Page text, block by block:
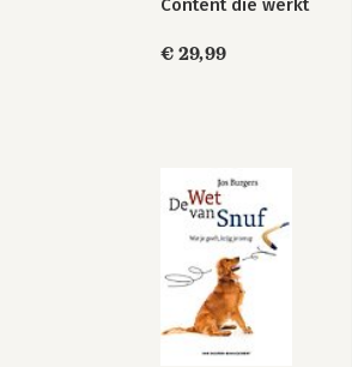
Content die werkt
€ 29,99